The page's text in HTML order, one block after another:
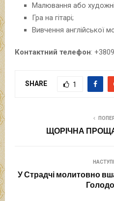
Малювання або художні
Гра на гітарі;
Вивчення англійської
Контактний телефон:
SHARE 1
ЩОРІЧНА
У Страдчі молитовно